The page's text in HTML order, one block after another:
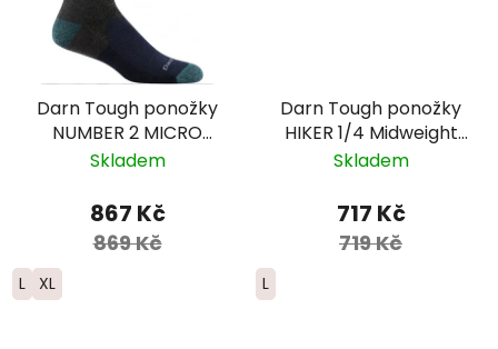
Darn Tough ponožky
NUMBER 2 MICRO
CREW Midweight
zelené
Skladem
867 Kč
869 Kč
L XL
Darn Tough ponožky
HIKER 1/4 Midweight
Merino - pánské -
Skladem
717 Kč
719 Kč
L